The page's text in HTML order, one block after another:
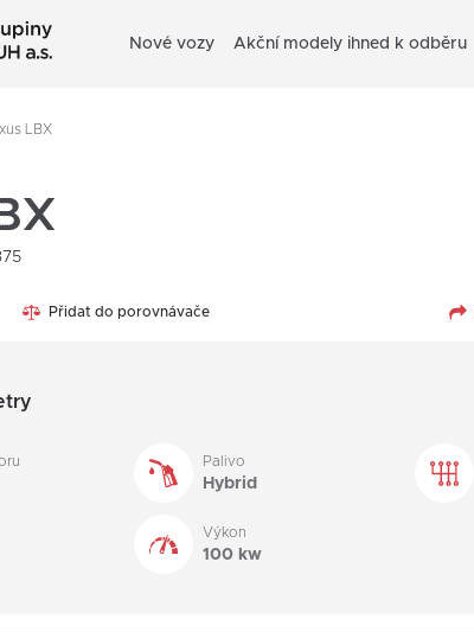
Nové vozy Akční modely ihned k odběru
LBX
Přidat do porovnávače
Palivo
Hybrid
Výkon
100 kw